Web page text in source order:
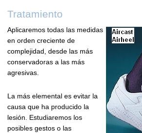
Tratamiento
Aplicaremos todas las medidas
en orden creciente de
complejidad, desde las más
conservadoras a las más
agresivas.
La más elemental es evitar la
causa que ha producido la
lesión. Estudiaremos los
posibles gestos o las